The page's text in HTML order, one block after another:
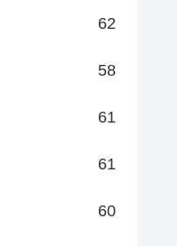
62
58
61
61
60